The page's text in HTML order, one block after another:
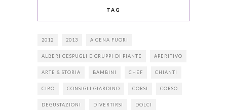
TAG
2012 2013 A CENA FUORI
ALBERI CESPUGLI E GRUPPI DI PIANTE APERITIVO
ARTE & STORIA BAMBINI CHEF CHIANTI
CIBO CONSIGLI GIARDINO CORSI CORSO
DEGUSTAZIONI DIVERTIRSI DOLCI